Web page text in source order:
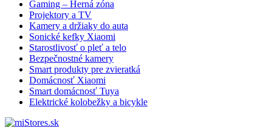
Gaming – Herná zóna
Projektory a TV
Kamery a držiaky do auta
Sonické kefky Xiaomi
Starostlivosť o pleť a telo
Bezpečnostné kamery
Smart produkty pre zvieratká
Domácnosť Xiaomi
Smart domácnosť Tuya
Elektrické kolobežky a bicykle